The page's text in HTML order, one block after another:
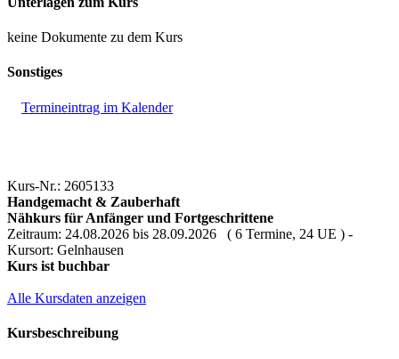
keine Dokumente zu dem Kurs
Sonstiges
Termineintrag im Kalender
Kurs-Nr.: 2605133
Handgemacht & Zauberhaft
Nähkurs für Anfänger und Fortgeschrittene
Zeitraum: 24.08.2026 bis 28.09.2026 ( 6 Termine, 24 UE ) -
Kursort: Gelnhausen
Kurs ist buchbar
Alle Kursdaten anzeigen
Kursbeschreibung